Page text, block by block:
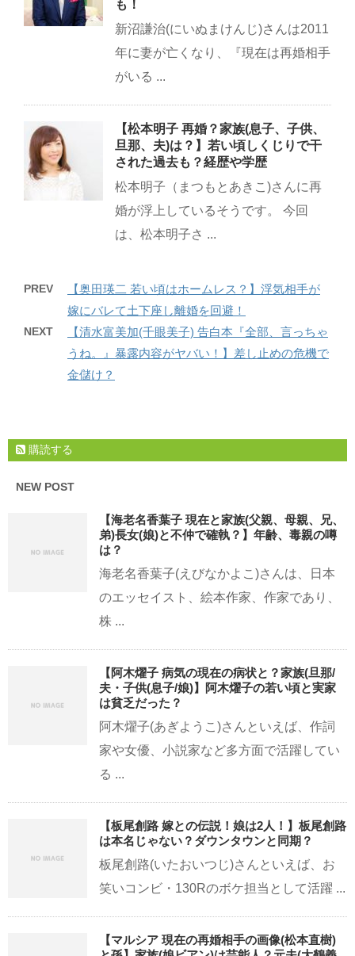
も！
新沼謙治(にいぬまけんじ)さんは2011
年に妻が亡くなり、『現在は再婚相手
がいる ...
【松本明子 再婚？家族(息子、子供、
旦那、夫)は？】若い頃しくじりで干
された過去も？経歴や学歴
松本明子（まつもとあきこ)さんに再
婚が浮上しているそうです。 今回
は、松本明子さ ...
PREV
【奥田瑛二 若い頃はホームレス？】浮気相手が
嫁にバレて土下座し離婚を回避！
NEXT
【清水富美加(千眼美子) 告白本『全部、言っちゃ
うね。』暴露内容がヤバい！】差し止めの危機で
金儲け？
購読する
NEW POST
【海老名香葉子 現在と家族(父親、母親、兄、
弟)長女(娘)と不仲で確執？】年齢、毒親の噂
は？
海老名香葉子(えびなかよこ)さんは、日本
のエッセイスト、絵本作家、作家であり、
株 ...
【阿木燿子 病気の現在の病状と？家族(旦那/
夫・子供(息子/娘)】阿木燿子の若い頃と実家
は貧乏だった？
阿木燿子(あぎようこ)さんといえば、作詞
家や女優、小説家など多方面で活躍してい
る ...
【板尾創路 嫁との伝説！娘は2人！】板尾創路
は本名じゃない？ダウンタウンと同期？
板尾創路(いたおいつじ)さんといえば、お
笑いコンビ・130Rのボケ担当として活躍 ...
【マルシア 現在の再婚相手の画像(松本直樹)